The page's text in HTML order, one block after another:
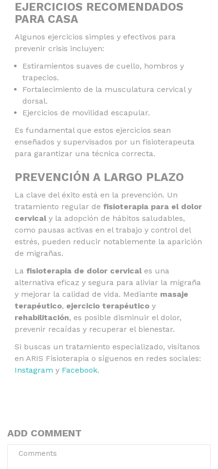
EJERCICIOS RECOMENDADOS
PARA CASA
Algunos ejercicios simples y efectivos para
prevenir crisis incluyen:
Estiramientos suaves de cuello, hombros y
trapecios.
Fortalecimiento de la musculatura cervical y
dorsal.
Ejercicios de movilidad escapular.
Es fundamental que estos ejercicios sean
enseñados y supervisados por un fisioterapeuta
para garantizar una técnica correcta.
PREVENCIÓN A LARGO PLAZO
La clave del éxito está en la prevención. Un
tratamiento regular de fisioterapia para el dolor
cervicaly la adopción de hábitos saludables,
como pausas activas en el trabajo y control del
estrés, pueden reducir notablemente la aparición
de migrañas.
La fisioterapia de dolor cervicales una
alternativa eficaz y segura para aliviar la migraña
y mejorar la calidad de vida. Mediante masaje
terapéutico, ejercicio terapéutico y
rehabilitación, es posible disminuir el dolor,
prevenir recaídas y recuperar el bienestar.
Si buscas un tratamiento especializado, visítanos
en ARIS Fisioterapia o síguenos en redes sociales:
Instagram y Facebook.
ADD COMMENT